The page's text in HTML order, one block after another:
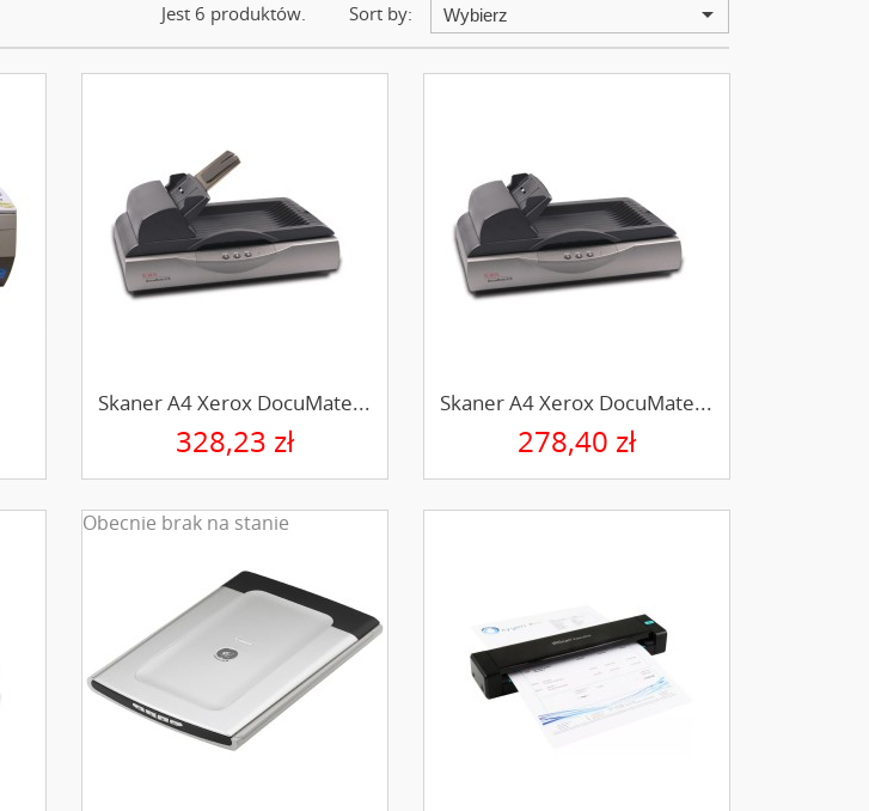
Sort by: Wybierz arrow_drop_down
Jest 6 produktów.
Skaner A4 Xerox DocuMate...
328,23 zł
Skaner A4 Xerox DocuMate...
278,40 zł
Obecnie brak na stanie